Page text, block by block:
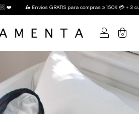
🛵 Envios GRATIS para compras ≥ 150K 💳 + 3 cuotas
0